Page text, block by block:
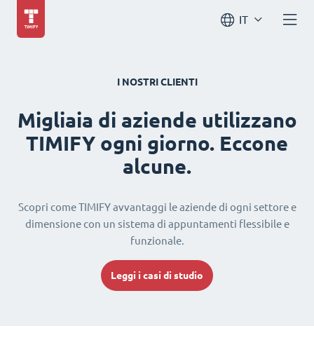
IT
I NOSTRI CLIENTI
Migliaia di aziende utilizzano
TIMIFY ogni giorno. Eccone
alcune.
Scopri come TIMIFY avvantaggi le aziende di ogni settore e
dimensione con un sistema di appuntamenti flessibile e
funzionale.
Leggi i casi di studio